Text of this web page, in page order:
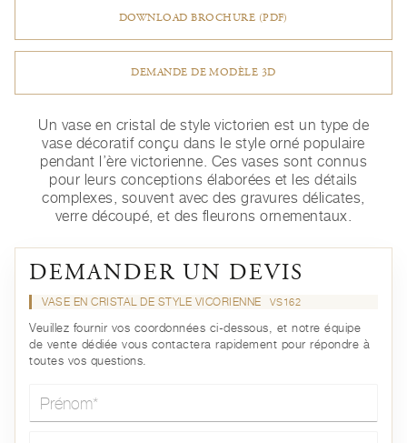
DOWNLOAD BROCHURE (PDF)
DEMANDE DE MODÈLE 3D
Un vase en cristal de style victorien est un type de
vase décoratif conçu dans le style orné populaire
pendant l’ère victorienne. Ces vases sont connus
pour leurs conceptions élaborées et les détails
complexes, souvent avec des gravures délicates,
verre découpé, et des fleurons ornementaux.
DEMANDER UN DEVIS
VASE EN CRISTAL DE STYLE VICORIENNE VS162
Veuillez fournir vos coordonnées ci-dessous, et notre équipe
de vente dédiée vous contactera rapidement pour répondre à
toutes vos questions.